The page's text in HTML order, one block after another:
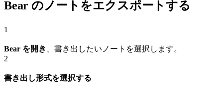
Bear のノートをエクスポートする
1
Bear を開き
、書き出したいノートを選択します。
2
書き出し形式を選択する